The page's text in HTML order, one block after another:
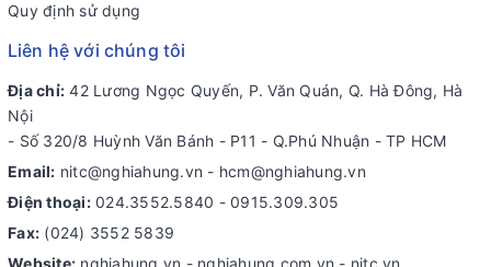
Quy định sử dụng
Liên hệ với chúng tôi
Địa chỉ: 42 Lương Ngọc Quyến, P. Văn Quán, Q. Hà Đông, Hà
Nội
- Số 320/8 Huỳnh Văn Bánh - P11 - Q.Phú Nhuận - TP HCM
Email: nitc@nghiahung.vn - hcm@nghiahung.vn
Điện thoại: 024.3552.5840 - 0915.309.305
Fax: (024) 3552 5839
Website: nghiahung.vn - nghiahung.com.vn - nitc.vn